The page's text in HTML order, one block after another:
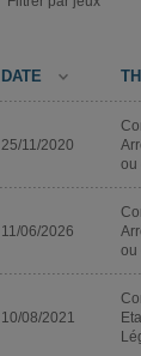
DATE
25/11/2020
ou
11/06/2026
ou
10/08/2021